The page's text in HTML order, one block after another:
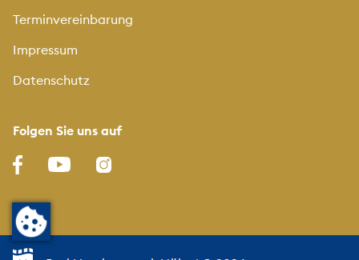
Terminvereinbarung
Impressum
Datenschutz
Folgen Sie uns auf